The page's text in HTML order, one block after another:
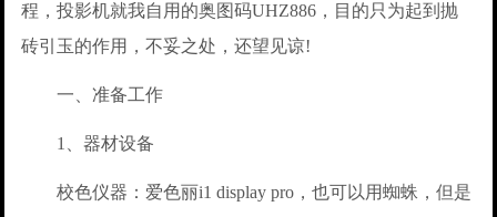
程，投影机就我自用的奥图码UHZ886，目的只为起到抛
砖引玉的作用，不妥之处，还望见谅!
一、准备工作
1、器材设备
校色仪器：爱色丽i1 display pro，也可以用蜘蛛，但是